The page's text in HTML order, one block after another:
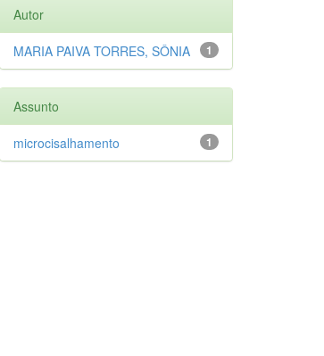
Autor
1
MARIA PAIVA TORRES, SÔNIA
Assunto
1
microcisalhamento